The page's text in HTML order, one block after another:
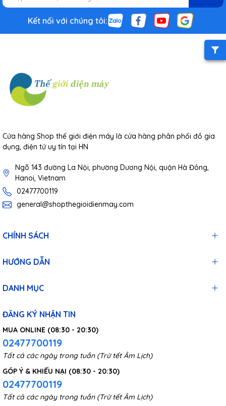
Kết nối với chúng tôi:
Cửa hàng Shop thế giới điện máy là cửa hàng phân phối đồ gia
dụng, điện tử uy tín tại HN
Ngõ 143 đường La Nội, phường Dương Nội, quận Hà Đông,
Hanoi, Vietnam
02477700119
general@shopthegioidienmay.com
CHÍNH SÁCH
HƯỚNG DẪN
DANH MỤC
ĐĂNG KÝ NHẬN TIN
MUA ONLINE (08:30 - 20:30)
02477700119
Tất cả các ngày trong tuần (Trừ tết Âm Lịch)
GÓP Ý & KHIẾU NẠI (08:30 - 20:30)
02477700119
Tất cả các ngày trong tuần (Trừ tết Âm Lịch)